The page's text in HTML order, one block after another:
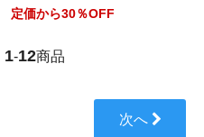
定価から30％OFF
1-12商品
次へ